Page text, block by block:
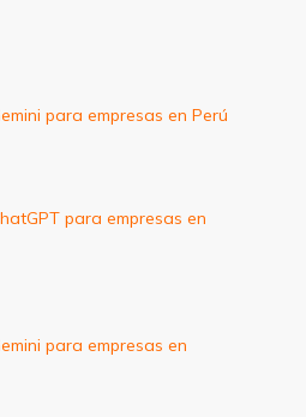
para empresas en Perú
para empresas en
para empresas en